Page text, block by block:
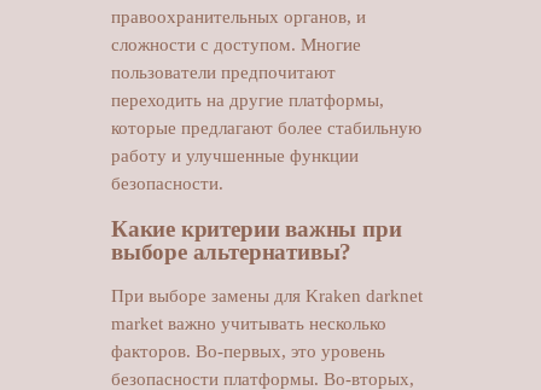
правоохранительных органов, и
сложности с доступом. Многие
пользователи предпочитают
переходить на другие платформы,
которые предлагают более стабильную
работу и улучшенные функции
безопасности.
Какие критерии важны при
выборе альтернативы?
При выборе замены для Kraken darknet
market важно учитывать несколько
факторов. Во-первых, это уровень
безопасности платформы. Во-вторых,